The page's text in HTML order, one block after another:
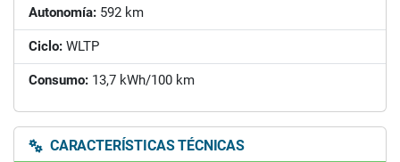
Autonomía: 592 km
Ciclo: WLTP
Consumo: 13,7 kWh/100 km
CARACTERÍSTICAS TÉCNICAS